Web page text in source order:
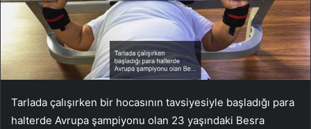
Tarlada çalışırken bir hocasının tavsiyesiyle başladığı para
halterde Avrupa şampiyonu olan 23 yaşındaki Besra